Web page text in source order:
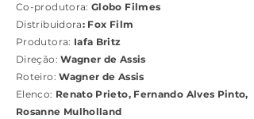
Co-produtora: Globo Filmes
Distribuidora: Fox Film
Produtora: Iafa Britz
Direção: Wagner de Assis
Roteiro:Wagner de Assis
Elenco: Renato Prieto, Fernando Alves Pinto,
Rosanne Mulholland